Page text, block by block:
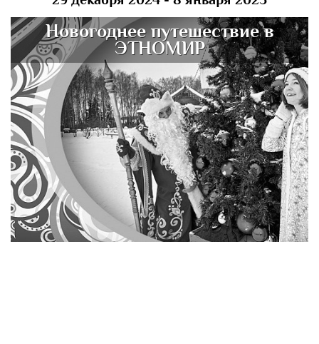
Новогоднее путешествие в
ЭТНОМИР